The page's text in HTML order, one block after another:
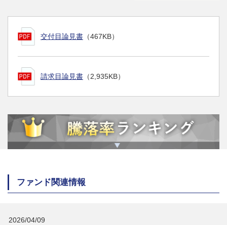
交付目論見書 （467KB）
請求目論見書 （2,935KB）
ファンド関連情報
2026/04/09